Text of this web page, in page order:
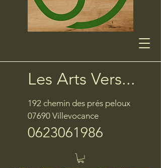
Les Arts Vers...
192 chemin des prés peloux
07690 Villevocance
0623061986